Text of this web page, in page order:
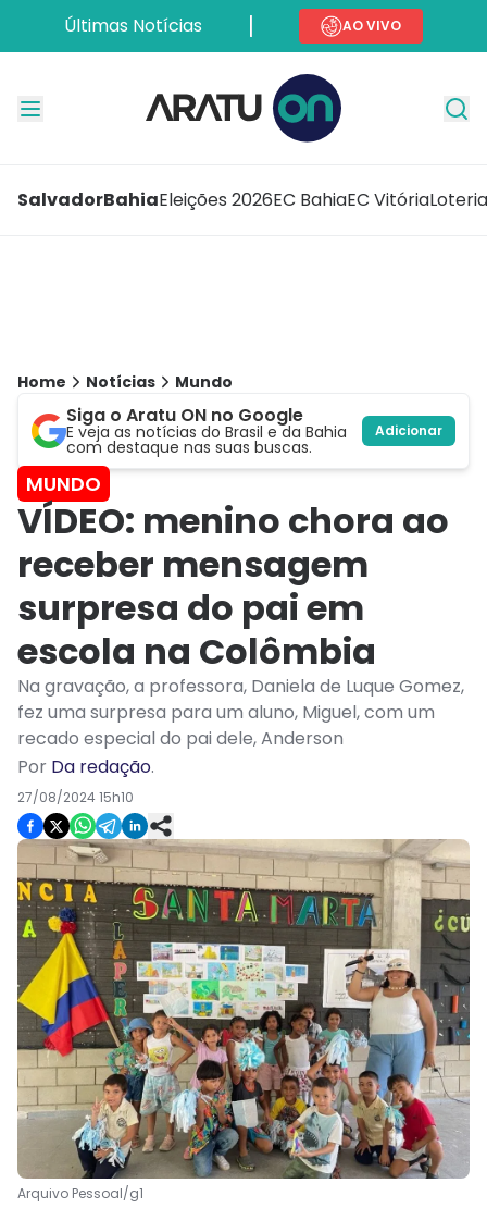
Últimas Notícias AO VIVO
SalvadorBahiaEleições 2026EC BahiaEC Vitória
Home Notícias Mundo
Siga o Aratu ON no Google
E veja as notícias do Brasil e da Bahia
com destaque nas suas buscas.
Adicionar
MUNDO
VÍDEO: menino chora ao
receber mensagem
surpresa do pai em
escola na Colômbia
Na gravação, a professora, Daniela de Luque Gomez,
fez uma surpresa para um aluno, Miguel, com um
recado especial do pai dele, Anderson
Por Da redação.
27/08/2024 15h10
Arquivo Pessoal/g1